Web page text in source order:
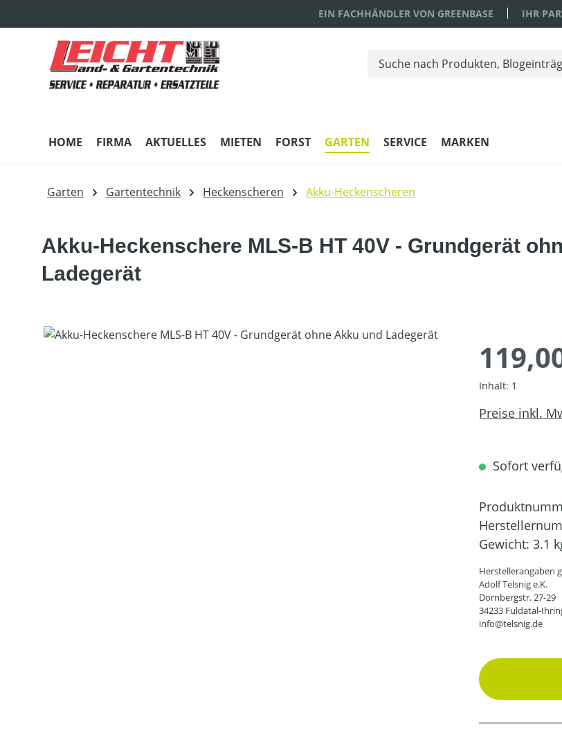
EIN FACHHÄNDLER VON GREENBASE IHR
HOME FIRMA AKTUELLES MIETEN FORST GARTEN SERVICE MARKEN
Garten Gartentechnik Heckenscheren Akku-Heckenscheren
Akku-Heckenschere MLS-B HT 40V - Grundgerät
Ladegerät
Bildergalerie überspringen
Inhalt: 1
Preise inkl.
Sofort
Gewicht: 3.1
Herstellerangaben
Adolf Telsnig e.K.
Dörnbergstr. 27-29
34233 Fuldatal-
info@telsnig.de